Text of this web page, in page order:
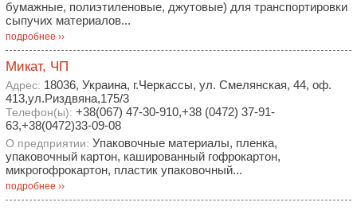
бумажные, полиэтиленовые, джутовые) для транспортировки
сыпучих материалов...
подробнее ››
Микат, ЧП
Адрес: 18036, Украина, г.Черкассы, ул. Смелянская, 44, оф.
413,ул.Риздвяна,175/3
Телефон(ы): +38(067) 47-30-910,+38 (0472) 37-91-
63,+38(0472)33-09-08
О предприятии: Упаковочные материалы, пленка,
упаковочный картон, кашированный гофрокартон,
микрогофрокартон, пластик упаковочный...
подробнее ››